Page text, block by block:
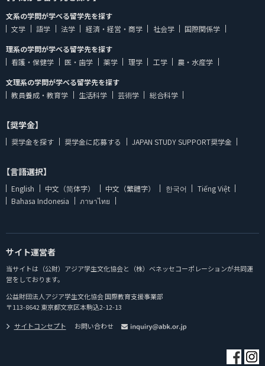
文系の学問が学べる留学先を探す
文学
語学 法学 経済・経営・商学 社会学
国際関係学
理系の学問が学べる留学先を探す
看護・保健学
医・歯学 薬学 理学 工学
農・水産学
文理系の学問が学べる留学先を探す
教員養成・教育学
生活科学 芸術学 総合科学
【奨学金】
奨学金を探す 奨学金に応募する JAPAN STUDY SUPPORT奨学金
【言語選択】
English 中文（简体字） 中文（繁體字） 한국어
Tiếng Việt
Bahasa Indonesia
ภาษาไทย
サイト運営者
当サイトは（公財）アジア学生文化協会と（株）ベネッセコーポレーションが共同運
営をしております。
公益財団法人アジア学生文化協会 国際教育支援事業部
〒113-8642 東京都文京区本駒込2-12-13
サイトコンセプト
お問い合わせ